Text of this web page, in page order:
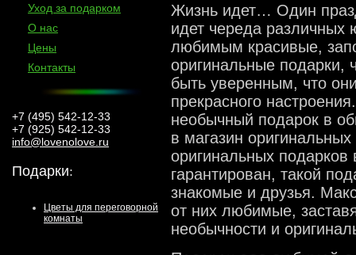
Уход за подарком
О нас
Цены
Контакты
+7 (495) 542-12-33
+7 (925) 542-12-33
info@lovenolove.ru
Подарки:
Цветы для переговорной
комнаты
Жизнь идет… Один
идет череда различных
любимым красивые,
оригинальные подарки,
быть уверенным, что
прекрасного
необычный подарок в
в магазин
оригинальных подарков
гарантирован, такой
знакомые и друзья.
от них любимые,
необычности и